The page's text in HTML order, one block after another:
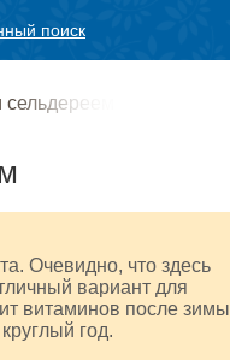
поиск
Очевидно, что здесь
вариант для
витаминов после
год.